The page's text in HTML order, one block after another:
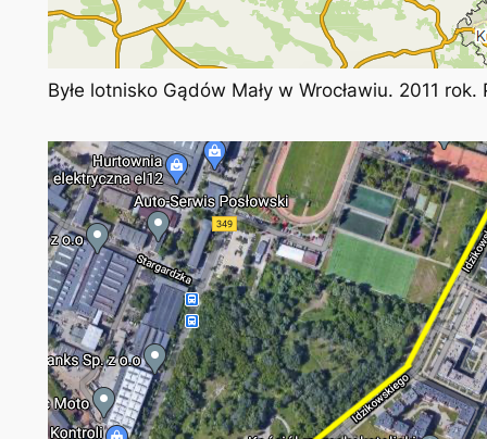
Byłe lotnisko Gądów Mały w Wrocławiu. 2011